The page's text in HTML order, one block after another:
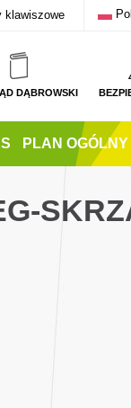
klawiszowe
DĄBROWSKI
PLAN OGÓLNY